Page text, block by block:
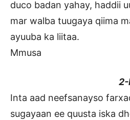
duco badan yahay, haddii
mar walba tuugaya qiima
ayuuba ka liitaa.
Mmusa
2-Farxad
Inta aad neefsanayso
sugayaan ee quusta iska